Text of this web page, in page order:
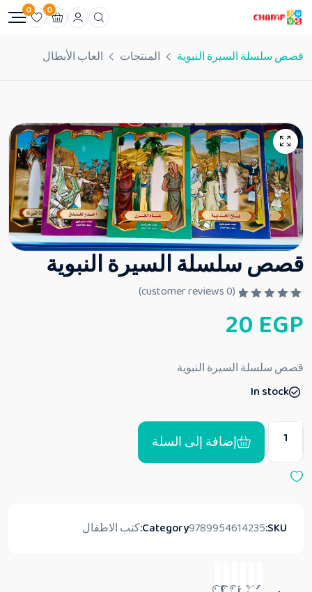
0
0
قصص سلسلة السيرة النبوية المنتجات العاب الأبطال
قصص سلسلة السيرة النبوية
م
ا
ي
م
ن
(
0
20 EGP
قصص سلسلة السيرة النبوية
In stock
إضافة إلى السلة
SKU:
9789954614235
Category:كتب الاطفال